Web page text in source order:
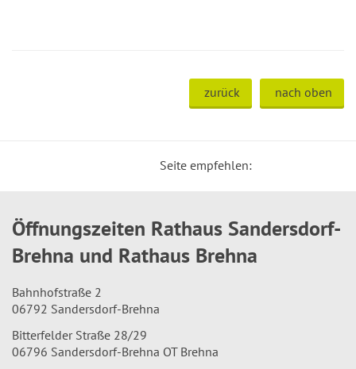
zurück nach oben
Seite empfehlen:
Öffnungszeiten Rathaus Sandersdorf-
Brehna und Rathaus Brehna
Bahnhofstraße 2
06792 Sandersdorf-Brehna
Bitterfelder Straße 28/29
06796 Sandersdorf-Brehna OT Brehna